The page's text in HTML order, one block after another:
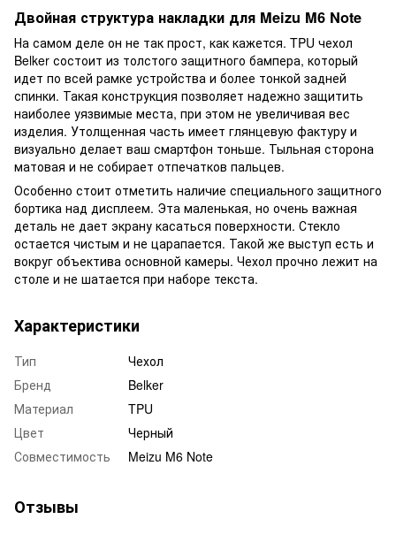
Двойная структура накладки для Meizu M6 Note
На самом деле он не так прост, как кажется. TPU чехол
Belker состоит из толстого защитного бампера, который
идет по всей рамке устройства и более тонкой задней
спинки. Такая конструкция позволяет надежно защитить
наиболее уязвимые места, при этом не увеличивая вес
изделия. Утолщенная часть имеет глянцевую фактуру и
визуально делает ваш смартфон тоньше. Тыльная сторона
матовая и не собирает отпечатков пальцев.
Особенно стоит отметить наличие специального защитного
бортика над дисплеем. Эта маленькая, но очень важная
деталь не дает экрану касаться поверхности. Стекло
остается чистым и не царапается. Такой же выступ есть и
вокруг объектива основной камеры. Чехол прочно лежит на
столе и не шатается при наборе текста.
Характеристики
Тип
Чехол
Бренд
Belker
Материал
TPU
Цвет
Черный
Совместимость
Meizu M6 Note
Отзывы